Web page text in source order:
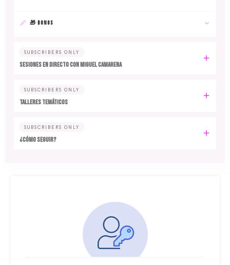
🎁 BONOS
SUBSCRIBERS ONLY
SESIONES EN DIRECTO CON MIGUEL CAMARENA
SUBSCRIBERS ONLY
TALLERES TEMÁTICOS
SUBSCRIBERS ONLY
¿CÓMO SEGUIR?